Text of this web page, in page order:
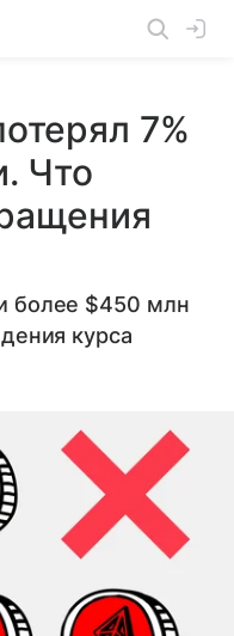
7%
Что
более $450 млн
курса